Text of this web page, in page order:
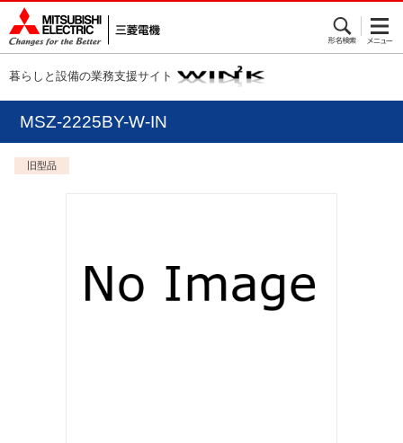
暮らしと設備の業務支援サイト
MSZ-2225BY-W-IN
旧型品